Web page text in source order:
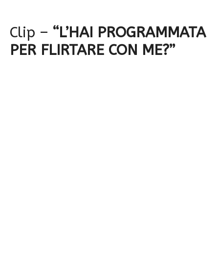
Clip – “L’HAI PROGRAMMATA
PER FLIRTARE CON ME?”